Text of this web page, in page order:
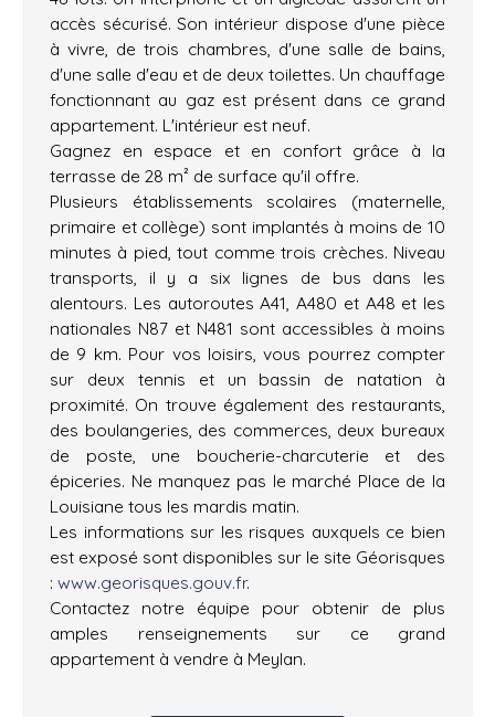
accès sécurisé. Son intérieur dispose d'une pièce
à vivre, de trois chambres, d'une salle de bains,
d'une salle d'eau et de deux toilettes. Un chauffage
fonctionnant au gaz est présent dans ce grand
appartement. L'intérieur est neuf.
Gagnez en espace et en confort grâce à la
terrasse de 28 m² de surface qu'il offre.
Plusieurs établissements scolaires (maternelle,
primaire et collège) sont implantés à moins de 10
minutes à pied, tout comme trois crèches. Niveau
transports, il y a six lignes de bus dans les
alentours. Les autoroutes A41, A480 et A48 et les
nationales N87 et N481 sont accessibles à moins
de 9 km. Pour vos loisirs, vous pourrez compter
sur deux tennis et un bassin de natation à
proximité. On trouve également des restaurants,
des boulangeries, des commerces, deux bureaux
de poste, une boucherie-charcuterie et des
épiceries. Ne manquez pas le marché Place de la
Louisiane tous les mardis matin.
Les informations sur les risques auxquels ce bien
est exposé sont disponibles sur le site Géorisques
: www.georisques.gouv.fr.
Contactez notre équipe pour obtenir de plus
amples renseignements sur ce grand
appartement à vendre à Meylan.